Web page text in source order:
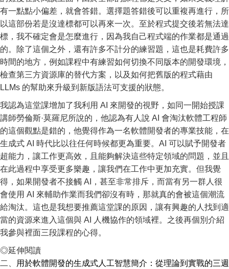
有一點點小偏差，就會答錯。選擇題答錯後可以重複再進行，所
以這部份若是沒達標都可以再來一次。至於程式提交後若無法達
標，我不確定會是怎麼進行，因為我自己程式端的作業都是通過
的。除了這個之外，還有許多不計分的練習題，這也是耗費許多
時間的地方，例如課程中有練習如何切換不同版本的開發環境，
檢查第三方資源庫的替代方案，以及如何把舊版的程式藉由
LLMs 的幫助來升級到新版語法可支援的狀態。
我認為這堂課增加了我利用 AI 來開發的視野，如同一開始授課
講師勞倫斯·莫羅尼所說的，他認為有人說 AI 會淘汰軟體工程師
的這個觀點是錯的，他覺得作為一名軟體開發者的專業技能，在
生成式 AI 時代比以往任何時候都更為重要。AI 可以賦予開發者
超能力，讓工作更高效，且能夠解決這些特定領域的問題，並且
在此過程中享受更多樂趣，讓我們在工作中更加充實。但我覺
得，如果開發者不接觸 AI，甚至非常排斥，而當有另一群人很
會使用 AI 來輔助作業而我們卻沒有時，那就真的會被這個潮流
給淘汰。這也是我想要推薦這堂課的原因，讓有興趣的人找到適
當的資源來進入這個與 AI 人機協作的領域裡。之後再個別介紹
我參與裡面三段課程的心得。
◎延伸閱讀
二、
用於軟體開發的生成式人工智慧簡介：從理論到實戰的三週